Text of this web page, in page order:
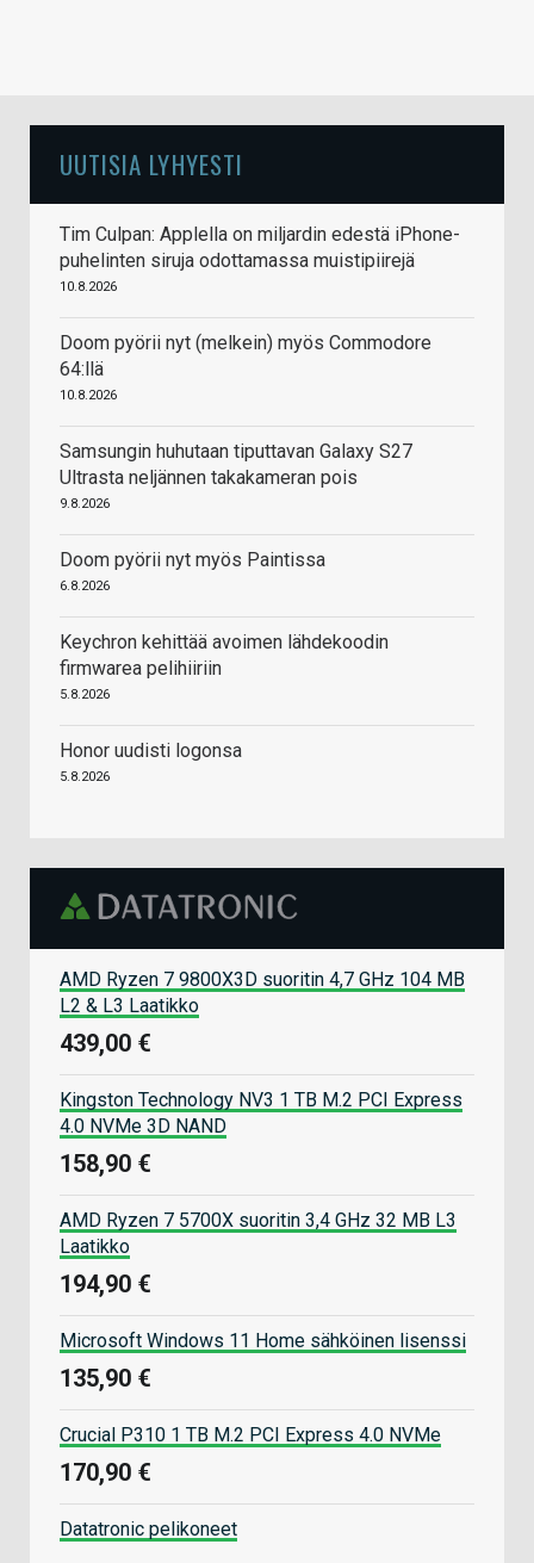
UUTISIA LYHYESTI
Tim Culpan: Applella on miljardin edestä iPhone-
puhelinten siruja odottamassa muistipiirejä
10.8.2026
Doom pyörii nyt (melkein) myös Commodore
64:llä
10.8.2026
Samsungin huhutaan tiputtavan Galaxy S27
Ultrasta neljännen takakameran pois
9.8.2026
Doom pyörii nyt myös Paintissa
6.8.2026
Keychron kehittää avoimen lähdekoodin
firmwarea pelihiiriin
5.8.2026
Honor uudisti logonsa
5.8.2026
AMD Ryzen 7 9800X3D suoritin 4,7 GHz 104 MB
L2 & L3 Laatikko
439,00 €
Kingston Technology NV3 1 TB M.2 PCI Express
4.0 NVMe 3D NAND
158,90 €
AMD Ryzen 7 5700X suoritin 3,4 GHz 32 MB L3
Laatikko
194,90 €
Microsoft Windows 11 Home sähköinen lisenssi
135,90 €
Crucial P310 1 TB M.2 PCI Express 4.0 NVMe
170,90 €
Datatronic pelikoneet